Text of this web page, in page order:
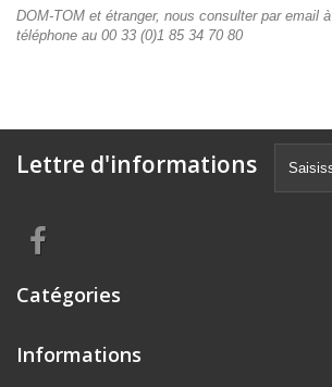
DOM-TOM et étranger, nous consulter par email à
téléphone au 00 33 (0)1 85 34 70 80
Lettre d'informations
Catégories
Informations